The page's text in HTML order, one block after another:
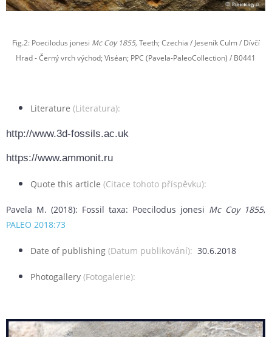
Fig.2: Poecilodus jonesi Mc Coy 1855, Teeth; Czechia / Jeseník Culm / Dívčí
Hrad - Černý vrch východ; Viséan; PPC (Pavela-PaleoCollection) / B0441
Literature (Literatura):
http://www.3d-fossils.ac.uk
https://www.ammonit.ru
Quote this article (Citace tohoto příspěvku):
Pavela M. (2018): Fossil taxa: Poecilodus jonesi Mc Coy 1855,
PALEO 2018:73
Date of publishing (Datum publikování): 30.6.2018
Photogallery (Fotogalerie):